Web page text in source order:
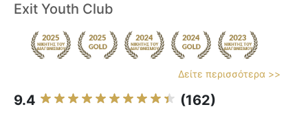
Exit Youth Club
Δείτε περισσότερα >>
9.4 (162)